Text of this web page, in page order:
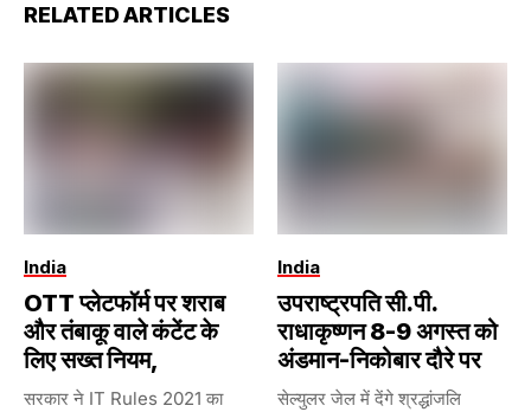
RELATED ARTICLES
India
OTT प्लेटफॉर्म पर शराब
और तंबाकू वाले कंटेंट के
लिए सख्त नियम,
सरकार ने IT Rules 2021 का
India
उपराष्ट्रपति सी.पी.
राधाकृष्णन 8-9 अगस्त को
अंडमान-निकोबार दौरे पर
सेल्युलर जेल में देंगे श्रद्धांजलि